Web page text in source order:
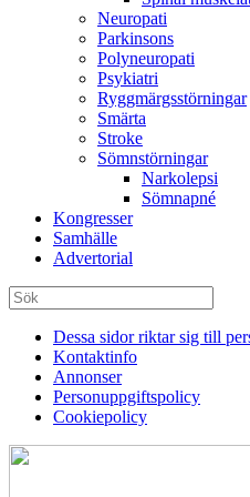
Neuropati
Parkinsons
Polyneuropati
Psykiatri
Ryggmärgsstörningar
Smärta
Stroke
Sömnstörningar
Narkolepsi
Sömnapné
Kongresser
Samhälle
Advertorial
Dessa sidor riktar sig till
Kontaktinfo
Annonser
Personuppgiftspolicy
Cookiepolicy